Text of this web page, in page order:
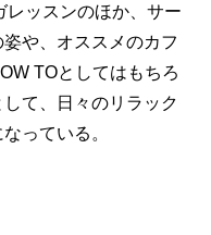
レッスンのほか、サー
や、オススメのカフ
TOとしてはもちろ
て、日々のリラック
っている。